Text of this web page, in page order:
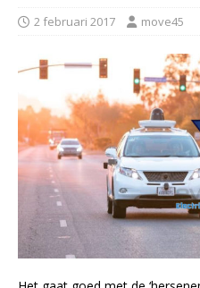
2 februari 2017 move45